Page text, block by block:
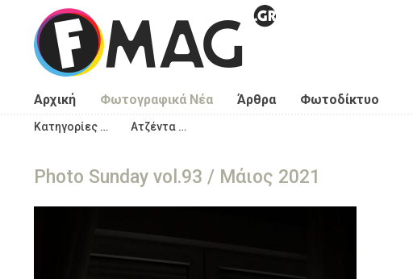
Παράκαμψη προς το κυρίως περιεχόμενο
Αρχική Φωτογραφικά Νέα Άρθρα Φωτοδίκτυο
Κατηγορίες … Ατζέντα …
Photo Sunday vol.93 / Μάιος 2021